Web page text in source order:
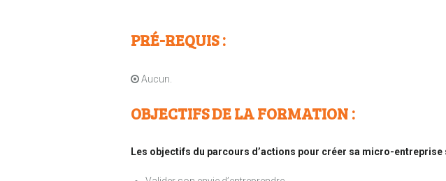
PRÉ-REQUIS :
Aucun.
OBJECTIFS DE LA FORMATION :
Les objectifs du parcours d’actions pour créer sa micro-entreprise